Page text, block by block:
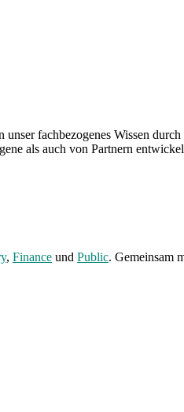
fachbezogenes Wissen durch
als auch von Partnern
, Finance und Public. Gemeinsam